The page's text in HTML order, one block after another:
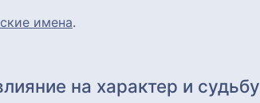
имена.
на характер и судьбу